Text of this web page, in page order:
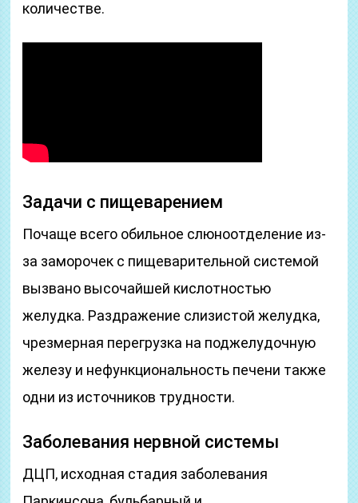
количестве.
Задачи с пищеварением
Почаще всего обильное слюноотделение из-
за заморочек с пищеварительной системой
вызвано высочайшей кислотностью
желудка. Раздражение слизистой желудка,
чрезмерная перегрузка на поджелудочную
железу и нефункциональность печени также
одни из источников трудности.
Заболевания нервной системы
ДЦП, исходная стадия заболевания